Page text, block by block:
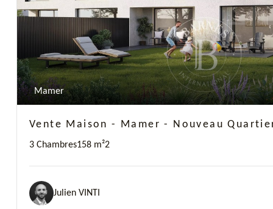
Mamer
Vente Maison - Mamer - Nouveau
3 Chambres158 m²2
Julien VINTI